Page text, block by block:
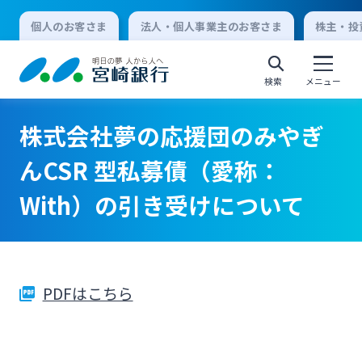
個人のお客さま 法人・個人事業主のお客さま 株主・
検索 メニュー
個人向けインターネットバンキング
ログオン
株式会社夢の応援団のみやぎ
んCSR 型私募債（愛称：
With）の引き受けについて
PDFはこちら